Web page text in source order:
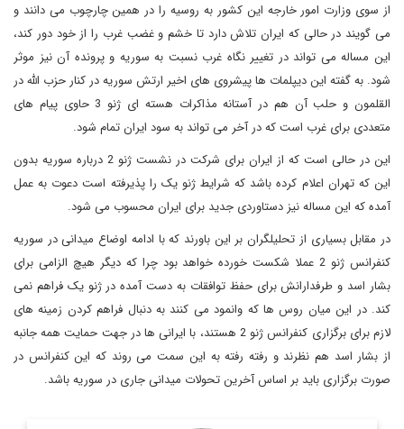
از سوی وزارت امور خارجه این کشور به روسیه را در همین چارچوب می دانند و
می گویند در حالی که ایران تلاش دارد تا خشم و غضب غرب را از خود دور کند،
این مساله می تواند در تغییر نگاه غرب نسبت به سوریه و پرونده آن نیز موثر
شود. به گفته این دیپلمات ها پیشروی های اخیر ارتش سوریه در کنار حزب الله در
القلمون و حلب آن هم در آستانه مذاکرات هسته ای ژنو 3 حاوی پیام های
متعددی برای غرب است که در آخر می تواند به سود ایران تمام شود.
این در حالی است که از ایران برای شرکت در نشست ژنو 2 درباره سوریه بدون
این که تهران اعلام کرده باشد که شرایط ژنو یک را پذیرفته است دعوت به عمل
آمده که این مساله نیز دستاوردی جدید برای ایران محسوب می شود.
در مقابل بسیاری از تحلیلگران بر این باورند که با ادامه اوضاع میدانی در سوریه
کنفرانس ژنو 2 عملا شکست خورده خواهد بود چرا که دیگر هیچ الزامی برای
بشار اسد و طرفدارانش برای حفظ توافقات به دست آمده در ژنو یک فراهم نمی
کند. در این میان روس ها که وانمود می کنند به دنبال فراهم کردن زمینه های
لازم برای برگزاری کنفرانس ژنو 2 هستند، با ایرانی ها در جهت حمایت همه جانبه
از بشار اسد هم نظرند و رفته رفته به این سمت می روند که این کنفرانس در
صورت برگزاری باید بر اساس آخرین تحولات میدانی جاری در سوریه باشد.